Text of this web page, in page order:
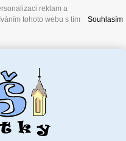
reklam a
tohoto webu s tím
Souhlasím